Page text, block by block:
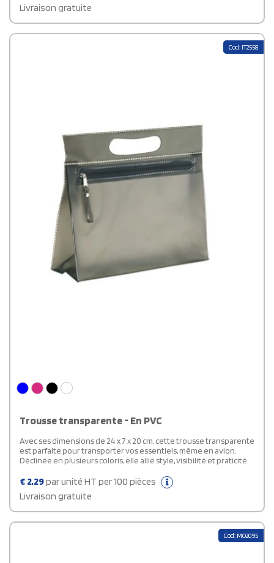
Livraison gratuite
Cod: IT2558
Trousse transparente - En PVC
Avec ses dimensions de 24 x 7 x 20 cm, cette trousse transparente
est parfaite pour transporter vos essentiels, même en avion.
Déclinée en plusieurs coloris, elle allie style, visibilité et praticité.
€ 2,29par unité HT per 100 pièces
Livraison gratuite
Cod: MO2095